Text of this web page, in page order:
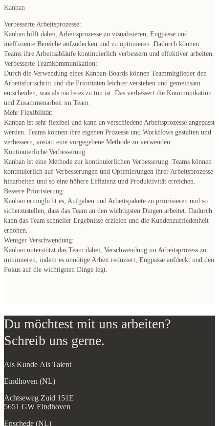
Kanban
Verbesserte Arbeitsprozesse:
Kanban hilft dabei, Arbeitsprozesse zu visualisieren, Engpässe und
ineffiziente Bereiche aufzudecken und zu optimieren. Dadurch können
Teams ihre Arbeitsabläufe kontinuierlich verbessern und effektiver arbeiten.
Verbesserte Teamkommunikation:
Durch die Verwendung eines Kanban-Boards können Teammitglieder den
Arbeitsfortschritt und die Prioritäten leichter verstehen und gemeinsam
entscheiden, was als nächstes zu tun ist. Das verbessert die Kommunikation
und Zusammenarbeit im Team.
Mehr Flexibilität:
Kanban ist sehr flexibel und kann an verschiedene Arbeitsprozesse angepasst
werden. Teams können ihre eigenen Prozesse und Workflows gestalten und
verbessern, anstatt eine vorgegebene Methode zu verwenden.
Kontinuierliche Verbesserung:
Kanban ist eine Methode zur kontinuierlichen Verbesserung. Teams können
kontinuierlich auf Verbesserungen und Optimierungen ihrer Arbeitsprozesse
hinarbeiten und so eine höhere Effizienz und Produktivität erreichen.
Bessere Priorisierung:
Kanban ermöglicht es, Aufgaben und Arbeitspakete zu priorisieren und so
sicherzustellen, dass das Team an den wichtigsten Dingen arbeitet. Dadurch
kann das Team schneller Ergebnisse erzielen und die Kundenzufriedenheit
erhöhen.
Weniger Verschwendung:
Kanban unterstützt das Team dabei, Verschwendung im Arbeitsprozess zu
minimieren, indem es unnötige Arbeit reduziert, Engpässe aufdeckt und den
Fokus auf die wichtigsten Dinge legt.
Du möchtest mit uns arbeiten?
Schreib uns gerne.
Als Kunde Als Talent
Eindhoven (NL)
Achtseweg Zuid 151E
5651 GW Eindhoven
Enschede (NL)